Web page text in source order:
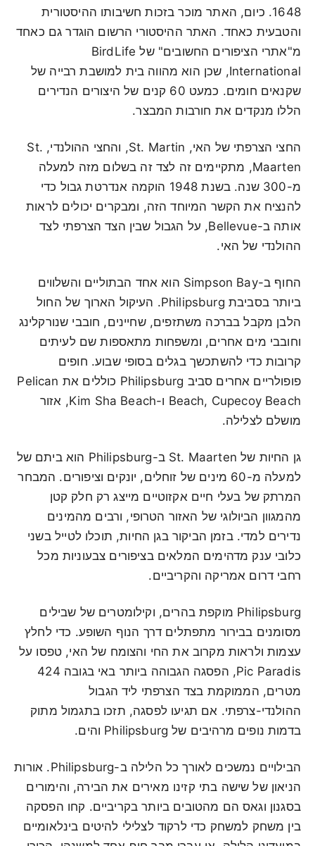
1648. כיום, האתר מוכר בזכות חשיבותו ההיסטורית
והטבעית כאחד. האתר ההיסטורי הרשום הוגדר גם כאחד
מ"אתרי הציפורים החשובים" של BirdLife
International, שכן הוא מהווה בית למושבת רבייה של
שקנאים חומים. כמעט 60 קנים של היצורים הנדירים
הללו מנקדים את חורבות המבצר.
החצי הצרפתי של האי, St. Martin, והחצי ההולנדי, St.
Maarten, מתקיימים זה לצד זה בשלום מזה למעלה
מ-300 שנה. בשנת 1948 הוקמה אנדרטת גבול כדי
להנציח את הקשר המיוחד הזה, ומבקרים יכולים לראות
אותה ב-Bellevue, על הגבול שבין הצד הצרפתי לצד
ההולנדי של האי.
החוף ב-Simpson Bay הוא אחד הבתוליים והשלווים
ביותר בסביבת Philipsburg. העיקול הארוך של החול
הלבן מקבל בברכה משתזפים, שחיינים, חובבי שנורקלינג
וחובבי מים אחרים, ומשפחות מתאספות שם לעיתים
קרובות כדי להשתכשך בגלים בסופי שבוע. חופים
פופולריים אחרים סביב Philipsburg כוללים את Pelican
Beach, Cupecoy Beach ו-Kim Sha Beach, אזור
מושלם לצלילה.
גן החיות של St. Maarten ב-Philipsburg הוא ביתם של
למעלה מ-60 מינים של זוחלים, יונקים וציפורים. המבחר
המרתק של בעלי חיים אקזוטיים מייצג רק חלק קטן
מהמגוון הביולוגי של האזור הטרופי, ורבים מהמינים
נדירים למדי. בזמן הביקור בגן החיות, תוכלו לטייל בשני
כלובי ענק מדהימים המלאים בציפורים צבעוניות מכל
רחבי דרום אמריקה והקריביים.
Philipsburg מוקפת בהרים, וקילומטרים של שבילים
מסומנים בבירור מתפתלים דרך הנוף השופע. כדי לחלץ
עצמות ולראות מקרוב את החי והצומח של האי, טפסו על
Pic Paradis, הפסגה הגבוהה ביותר באי בגובה 424
מטרים, הממוקמת בצד הצרפתי ליד הגבול
ההולנדי-צרפתי. אם תגיעו לפסגה, תזכו בתגמול מתוק
בדמות נופים מרהיבים של Philipsburg והים.
הבילויים נמשכים לאורך כל הלילה ב-Philipsburg. אורות
הניאון של שישה בתי קזינו מאירים את הבירה, והימורים
בסגנון וגאס הם מהטובים ביותר בקריביים. קחו הפסקה
בין משחק למשחק כדי לרקוד לצלילי להיטים בינלאומיים